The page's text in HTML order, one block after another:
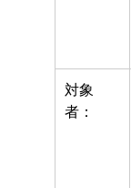
対象
者：